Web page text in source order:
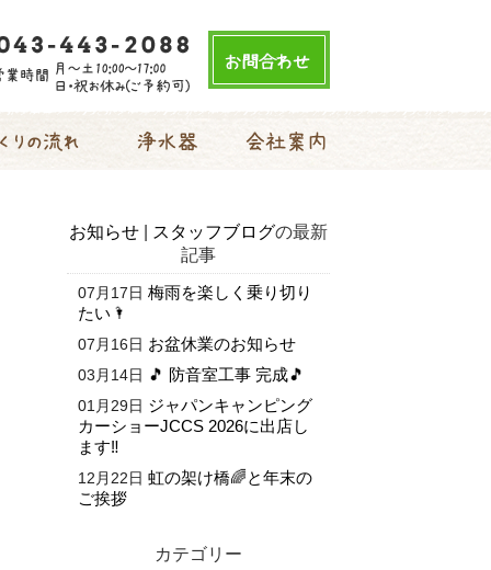
お知らせ スタッフブログの最新
記事
07月17日 梅雨を楽しく乗り切り
たい🌂
07月16日 お盆休業のお知らせ
03月14日 🎵 防音室工事 完成🎵
01月29日 ジャパンキャンピング
カーショーJCCS 2026に出店し
ます‼
12月22日 虹の架け橋🌈と年末の
ご挨拶
カテゴリー